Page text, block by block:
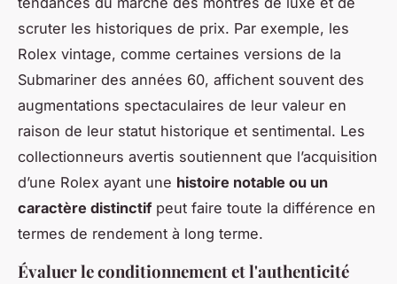
scruter les historiques de prix. Par exemple, les
Rolex vintage, comme certaines versions de la
Submariner des années 60, affichent souvent des
augmentations spectaculaires de leur valeur en
raison de leur statut historique et sentimental. Les
collectionneurs avertis soutiennent que l’acquisition
d’une Rolex ayant une histoire notable ou un
caractère distinctifpeut faire toute la différence en
termes de rendement à long terme.
Évaluer le conditionnement et l'authenticité